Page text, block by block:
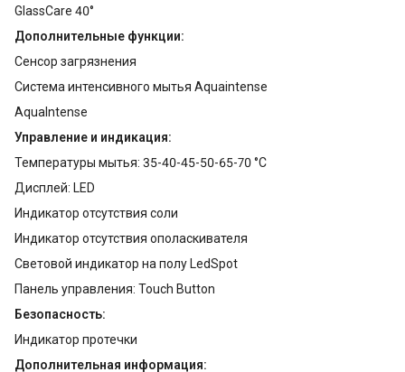
GlassCare 40°
Дополнительные функции:
Сенсор загрязнения
Система интенсивного мытья Aquaintense
AquaIntense
Управление и индикация:
Температуры мытья: 35-40-45-50-65-70 °С
Дисплей: LED
Индикатор отсутствия соли
Индикатор отсутствия ополаскивателя
Световой индикатор на полу LedSpot
Панель управления: Touch Button
Безопасность:
Индикатор протечки
Дополнительная информация: